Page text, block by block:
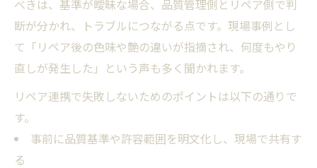
べきは、基準が曖昧な場合、品質管理側とリペア側で判
断が分かれ、トラブルにつながる点です。現場事例とし
て「リペア後の色味や艶の違いが指摘され、何度もやり
直しが発生した」という声も多く聞かれます。
リペア連携で失敗しないためのポイントは以下の通りで
す。
事前に品質基準や許容範囲を明文化し、現場で共有す
る